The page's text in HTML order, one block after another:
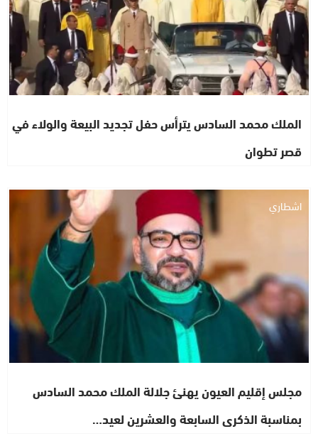
الملك محمد السادس يترأس حفل تجديد البيعة والولاء في
قصر تطوان
اشطاري
مجلس إقليم العيون يهنئ جلالة الملك محمد السادس
بمناسبة الذكرى السابعة والعشرين لعيد…